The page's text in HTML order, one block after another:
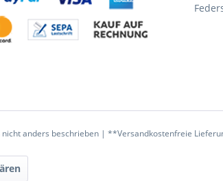
anders beschrieben | **Versandkostenfreie